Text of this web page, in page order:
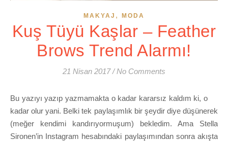
MAKYAJ , MODA
Kuş Tüyü Kaşlar – Feather
Brows Trend Alarmı!
21 Nisan 2017 / No Comments
Bu yazıyı yazıp yazmamakta o kadar kararsız kaldım ki, o
kadar olur yani. Belki tek paylaşımlık bir şeydir diye düşünerek
(meğer kendimi kandırıyormuşum) bekledim. Ama Stella
Sironen’in Instagram hesabındaki paylaşımından sonra akışta